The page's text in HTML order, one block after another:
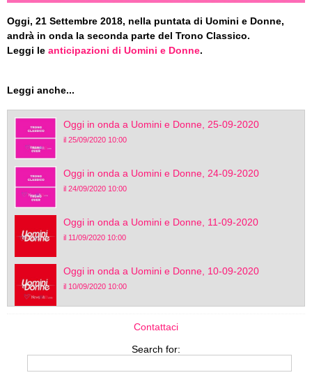
Oggi, 21 Settembre 2018, nella puntata di Uomini e Donne,
andrà in onda la seconda parte del Trono Classico.
Leggi le anticipazioni di Uomini e Donne.
Leggi anche...
Oggi in onda a Uomini e Donne, 25-09-2020
il 25/09/2020 10:00
Oggi in onda a Uomini e Donne, 24-09-2020
il 24/09/2020 10:00
Oggi in onda a Uomini e Donne, 11-09-2020
il 11/09/2020 10:00
Oggi in onda a Uomini e Donne, 10-09-2020
il 10/09/2020 10:00
Contattaci
Search for: